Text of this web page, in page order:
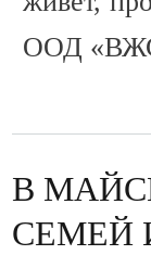
ООД
В
СЕМЕЙ